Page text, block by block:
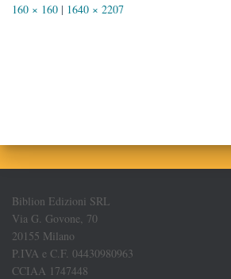
160 × 160 | 1640 × 2207
Biblion Edizioni SRL
Via G. Govone, 70
20155 Milano
P.IVA e C.F. 04430980963
CCIAA 1747448